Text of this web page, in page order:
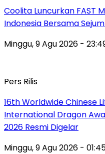
Coolita Luncurkan FAST
Indonesia Bersama
Minggu, 9 Agu 2026 -
Pers Rilis
16th Worldwide Chinese
International Dragon
2026 Resmi Digelar
Minggu, 9 Agu 2026 -